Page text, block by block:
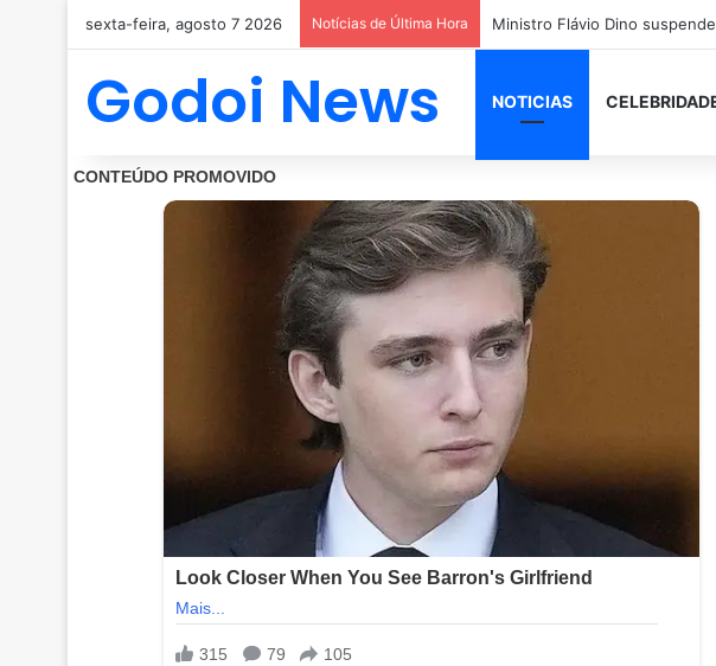
sexta-feira, agosto 7 2026 Notícias de Última Hora
Godoi News NOTICIAS